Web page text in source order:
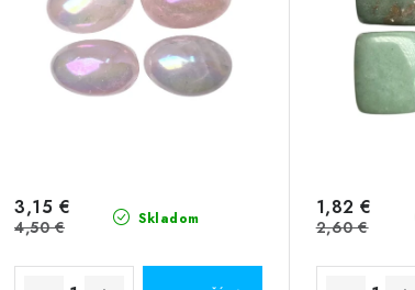
Skladom
3,15 €
4,50 €
1,82 €
2,60 €